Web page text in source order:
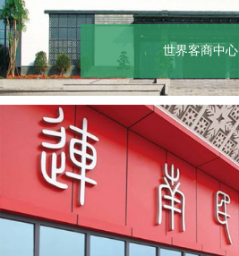
世界客商中心